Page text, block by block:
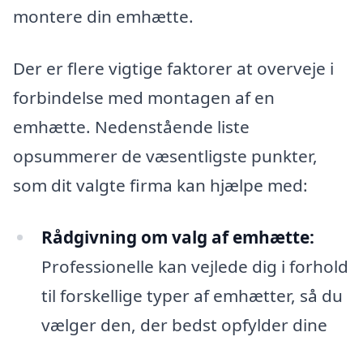
montere din emhætte.
Der er flere vigtige faktorer at overveje i
forbindelse med montagen af en
emhætte. Nedenstående liste
opsummerer de væsentligste punkter,
som dit valgte firma kan hjælpe med:
Rådgivning om valg af emhætte:
Professionelle kan vejlede dig i forhold
til forskellige typer af emhætter, så du
vælger den, der bedst opfylder dine